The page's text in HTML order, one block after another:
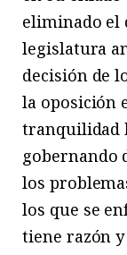
eliminado el
legislatura
decisión de
la oposición
tranquilidad
gobernando
los
los que se
tiene razón y